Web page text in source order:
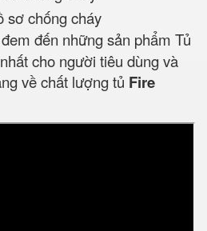
đến những sản phẩm Tủ
cho người tiêu dùng và
về chất lượng tủ Fire